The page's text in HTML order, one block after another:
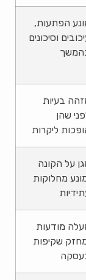
הפתעות,
וסיכונים
בעיות
שהן
ליקרות
על הקונה
מחלוקות
מודעות
שקיפות